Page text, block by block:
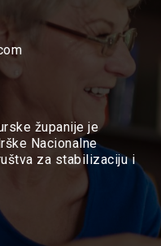
županije je
Nacionalne
za stabilizaciju i